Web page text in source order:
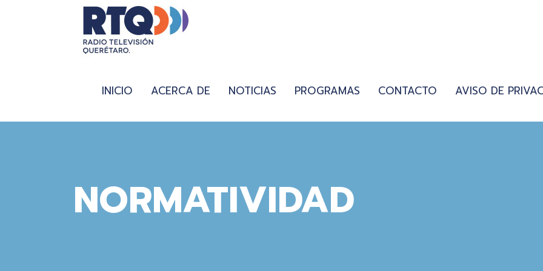
INICIO ACERCA DE NOTICIAS PROGRAMAS CONTACTO AVISO DE
NORMATIVIDAD